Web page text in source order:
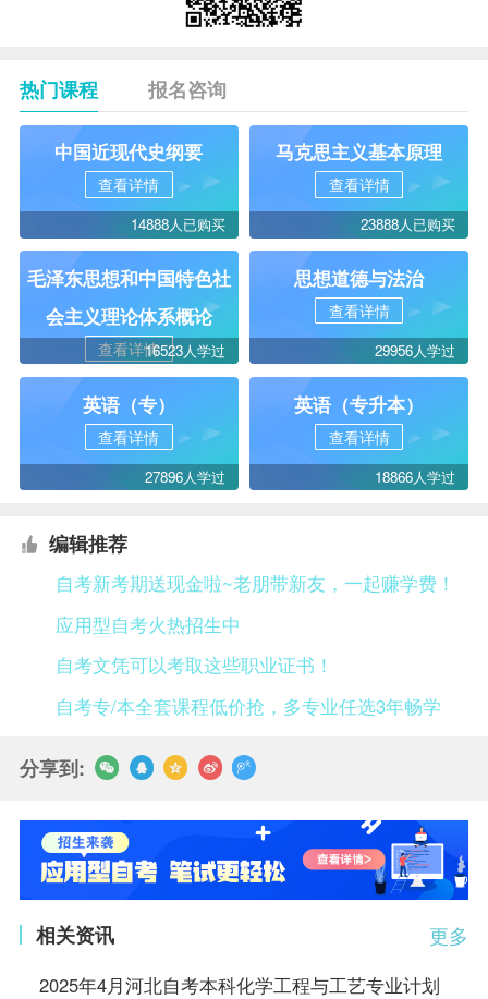
热门课程 报名咨询
中国近现代史纲要
查看详情
14888人已购买
马克思主义基本原理
查看详情
23888人已购买
毛泽东思想和中国特色社
会主义理论体系概论
查看详情16523人学过
思想道德与法治
查看详情
29956人学过
英语（专）
查看详情
27896人学过
英语（专升本）
查看详情
18866人学过
编辑推荐
自考新考期送现金啦~老朋带新友，一起赚学费！
应用型自考火热招生中
自考文凭可以考取这些职业证书！
自考专/本全套课程低价抢，多专业任选3年畅学
分享到:
更多
相关资讯
2025年4月河北自考本科化学工程与工艺专业计划